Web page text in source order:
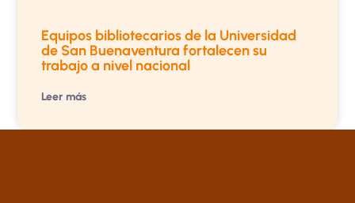
Equipos bibliotecarios de la Universidad
de San Buenaventura fortalecen su
trabajo a nivel nacional
Leer más